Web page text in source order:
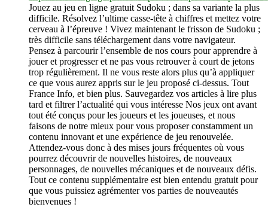
Jouez au jeu en ligne gratuit Sudoku ; dans sa variante la plus
difficile. Résolvez l’ultime casse-tête à chiffres et mettez votre
cerveau à l’épreuve ! Vivez maintenant le frisson de Sudoku ;
très difficile sans téléchargement dans votre navigateur.
Pensez à parcourir l’ensemble de nos cours pour apprendre à
jouer et progresser et ne pas vous retrouver à court de jetons
trop régulièrement. Il ne vous reste alors plus qu’à appliquer
ce que vous aurez appris sur le jeu proposé ci-dessus. Tout
France Info, et bien plus. Sauvegardez vos articles à lire plus
tard et filtrer l’actualité qui vous intéresse Nos jeux ont avant
tout été conçus pour les joueurs et les joueuses, et nous
faisons de notre mieux pour vous proposer constamment un
contenu innovant et une expérience de jeu renouvelée.
Attendez-vous donc à des mises jours fréquentes où vous
pourrez découvrir de nouvelles histoires, de nouveaux
personnages, de nouvelles mécaniques et de nouveaux défis.
Tout ce contenu supplémentaire est bien entendu gratuit pour
que vous puissiez agrémenter vos parties de nouveautés
bienvenues !